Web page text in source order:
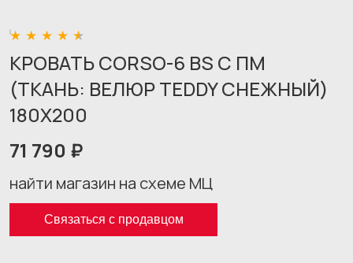
КРОВАТЬ CORSO-6 BS С ПМ
(ТКАНЬ: ВЕЛЮР TEDDY СНЕЖНЫЙ)
180X200
71 790 ₽
найти магазин на схеме МЦ
Связаться с продавцом